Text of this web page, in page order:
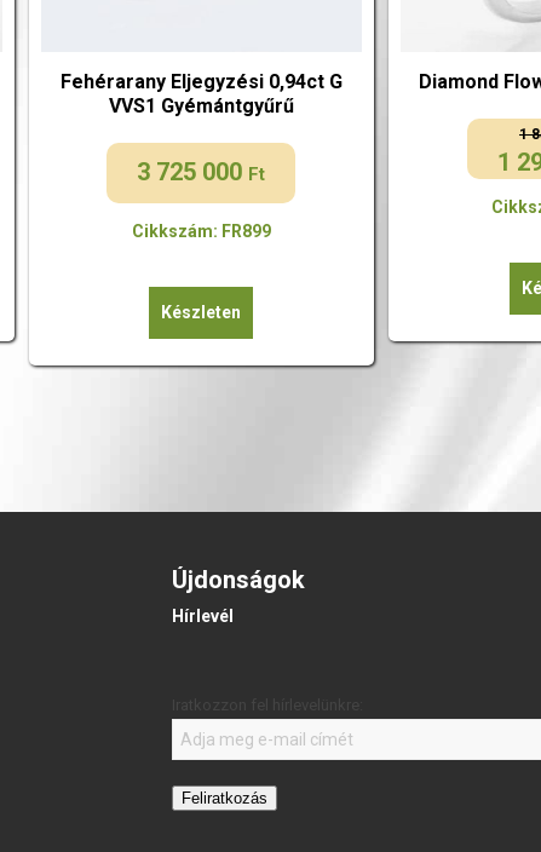
Fehérarany Eljegyzési 0,94ct G
VVS1 Gyémántgyűrű
3 725 000 Ft
Cikkszám: FR899
Készleten
Diamond
1
was:
848
1
is:
293
Újdonságok
Hírlevél
Feliratkozás